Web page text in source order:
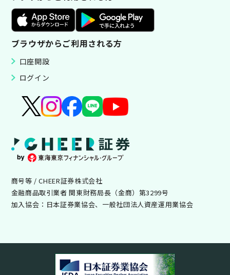
ブラウザからご利用される方
口座開設
ログイン
商号等 / CHEER証券株式会社
金融商品取引業者 関東財務局長（金商）第3299号
加入協会：日本証券業協会、一般社団法人資産運用業協会